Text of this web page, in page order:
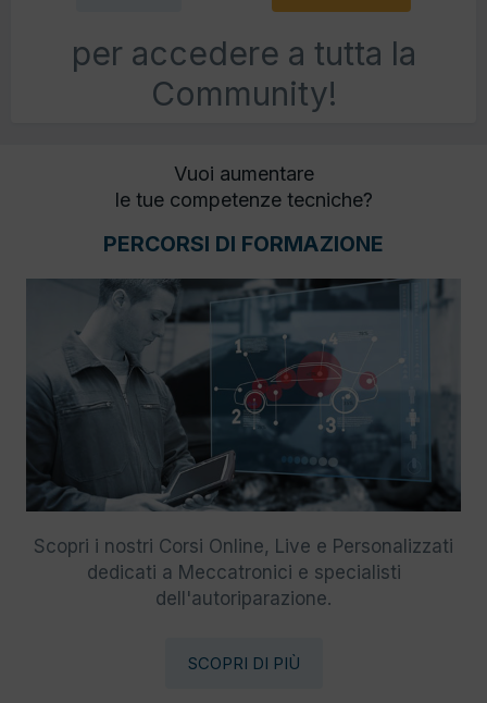
per accedere a tutta la
Community!
Vuoi aumentare
le tue competenze tecniche?
PERCORSI DI FORMAZIONE
Scopri i nostri Corsi Online, Live e Personalizzati
dedicati a Meccatronici e specialisti
dell'autoriparazione.
SCOPRI DI PIÙ